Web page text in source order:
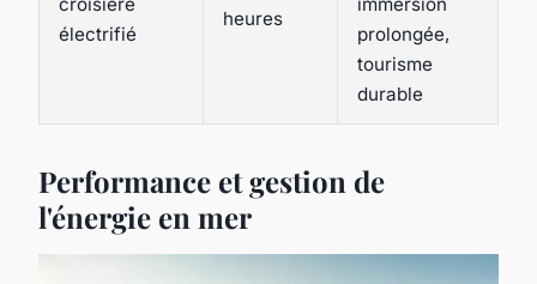
électrifié
heures
prolongée,
tourisme
durable
Performance et gestion de
l'énergie en mer